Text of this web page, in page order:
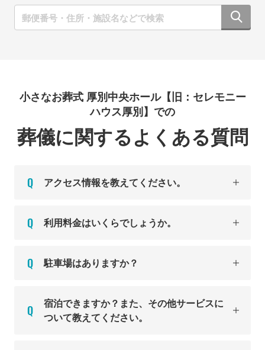
小さなお葬式 厚別中央ホール【旧：セレモニー
ハウス厚別】での
葬儀に関するよくある質問
アクセス情報を教えてください。
利用料金はいくらでしょうか。
駐車場はありますか？
宿泊できますか？また、その他サービスに
ついて教えてください。